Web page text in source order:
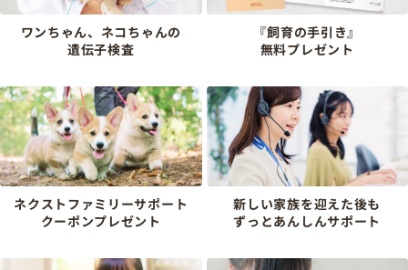
ワンちゃん、ネコちゃんの
遺伝子検査
『飼育の手引き』
無料プレゼント
ネクストファミリーサポート
クーポンプレゼント
新しい家族を迎えた後も
ずっとあんしんサポート